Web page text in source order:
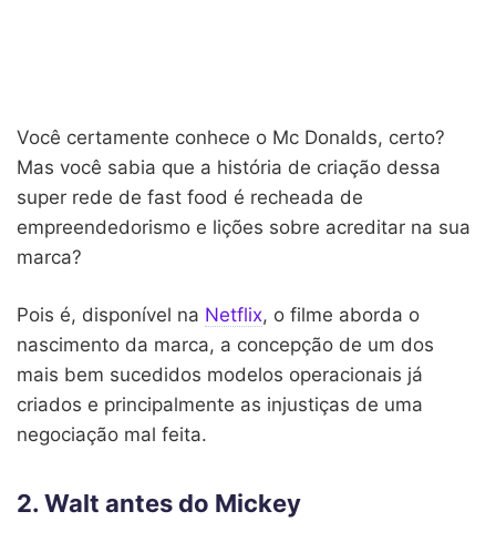
Você certamente conhece o Mc Donalds, certo?
Mas você sabia que a história de criação dessa
super rede de fast food é recheada de
empreendedorismo e lições sobre acreditar na sua
marca?
Pois é, disponível na Netflix, o filme aborda o
nascimento da marca, a concepção de um dos
mais bem sucedidos modelos operacionais já
criados e principalmente as injustiças de uma
negociação mal feita.
2. Walt antes do Mickey